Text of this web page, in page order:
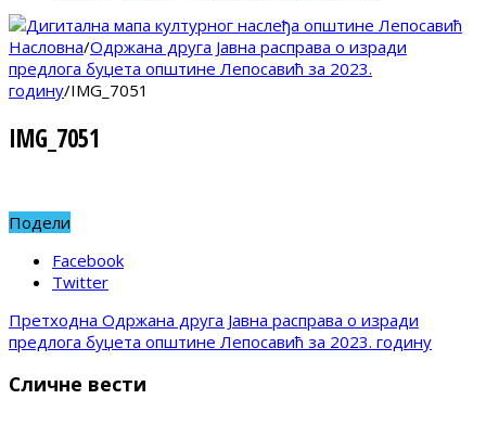
Насловна/Одржана друга Јавна расправа о изради
предлога буџета општине Лепосавић за 2023.
годину/IMG_7051
IMG_7051
Подели
Facebook
Twitter
Претходна Одржана друга Јавна расправа о изради
предлога буџета општине Лепосавић за 2023. годину
Сличне вести